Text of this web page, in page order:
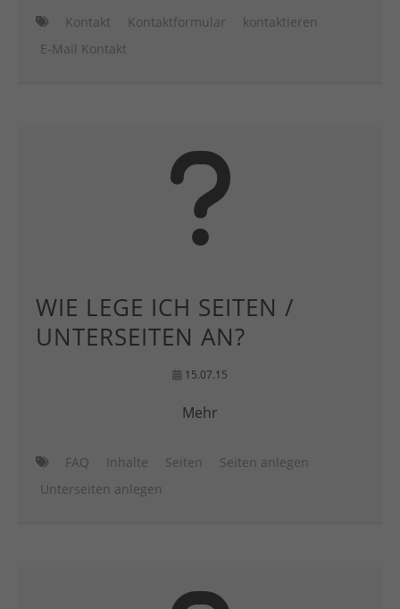
Kontakt Kontaktformular
kontaktieren
E-Mail Kontakt
WIE LEGE ICH SEITEN /
UNTERSEITEN AN?
15.07.15
Mehr
FAQ Inhalte Seiten
Seiten anlegen
Unterseiten anlegen